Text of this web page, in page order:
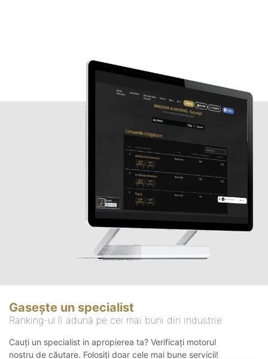
Gasește un specialist
Ranking-ul îi adună pe cei mai buni din industrie
Cauți un specialist in apropierea ta? Verificați motorul
nostru de căutare. Folosiți doar cele mai bune servicii!